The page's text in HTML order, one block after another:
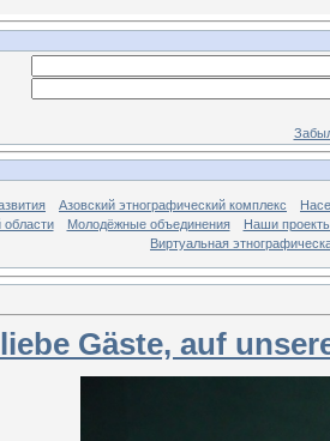
Азовский этнографический комплекс
Молодёжные объединения
Наши
Виртуальная
Gäste, auf